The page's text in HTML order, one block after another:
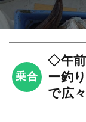
乗合
◇午
ー釣
で広